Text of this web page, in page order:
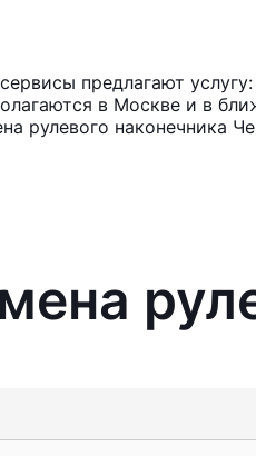
предлагают
в Москве и в
рулевого наконечника